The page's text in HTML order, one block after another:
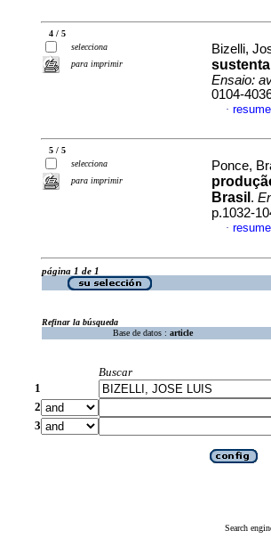
4 / 5
selecciona
para imprimir
Bizelli,
Ensaio:
0104-
·
5 / 5
selecciona
para imprimir
Ponce,
Brasil .
p.1032-
·
página 1 de 1
Refinar la búsqueda
Base de datos : article
Buscar
1
2
3
Search